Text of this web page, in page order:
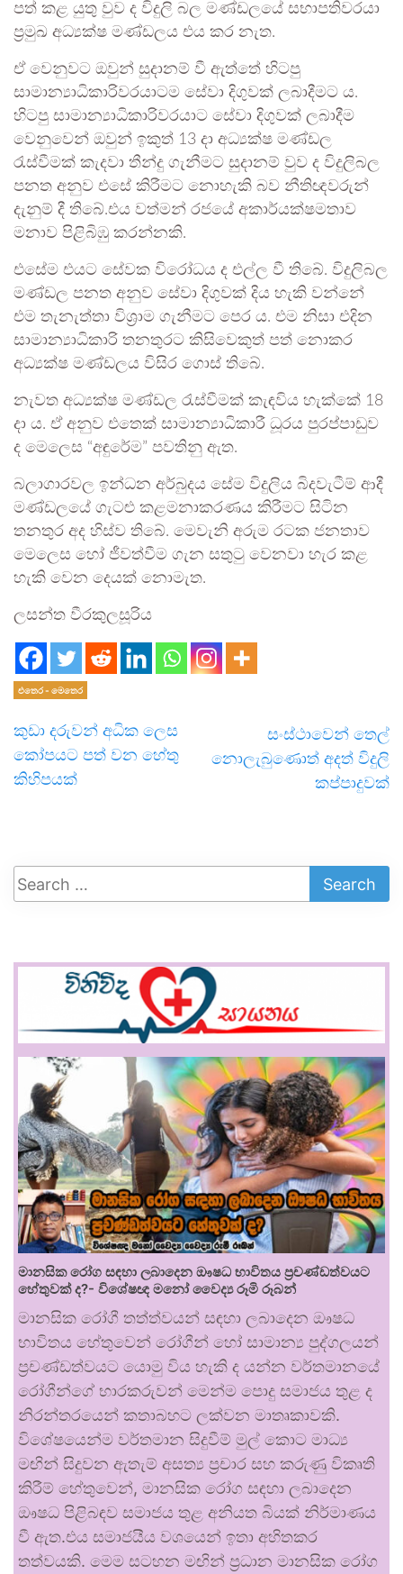
පත් කළ යුතු වුව ද විදුලි බල මණ්ඩලයේ සභාපතිවරයා
ප්‍රමුඛ අධ්‍යක්ෂ මණ්ඩලය එය කර නැත.
ඒ වෙනුවට ඔවුන් සුදානම් වී ඇත්තේ හිටපු
සාමාන්‍යාධිකාරිවරයාටම සේවා දිගුවක් ලබාදීමට ය.
හිටපු සාමාන්‍යාධිකාරිවරයාට සේවා දිගුවක් ලබාදීම
වෙනුවෙන් ඔවුන් ඉකුත් 13 දා අධ්‍යක්ෂ මණ්ඩල
රැස්වීමක් කැදවා තීන්දු ගැනීමට සුදානම් වුව ද විදුලිබල
පනත අනුව එසේ කිරීමට නොහැකි බව නීතිඥවරුන්
දැනුම් දී තිබේ.එය වත්මන් රජයේ අකාර්යක්ෂමතාව
මනාව පිළිබිඹු කරන්නකි.
එසේම එයට සේවක විරෝධය ද එල්ල වී තිබේ. විදුලිබල
මණ්ඩල පනත අනුව සේවා දිගුවක් දිය හැකි වන්නේ
එම තැනැත්තා විශ්‍රාම ගැනීමට පෙර ය. එම නිසා එදින
සාමාන්‍යාධිකාරි තනතුරට කිසිවෙකුත් පත් නොකර
අධ්‍යක්ෂ මණ්ඩලය විසිර ගොස් තිබේ.
නැවත අධ්‍යක්ෂ මණ්ඩල රැස්වීමක් කැඳවිය හැක්කේ 18
දා ය. ඒ අනුව එතෙක් සාමාන්‍යාධිකාරී ධූරය පුරප්පාඩුව
ද මෙලෙස “අඳුරේම” පවතිනු ඇත.
බලාගාරවල ඉන්ධන අර්බුදය සේම විදුලිය බිදවැටීම් ආදී
මණ්ඩලයේ ගැටළු කළමනාකරණය කිරීමට සිටින
තනතුර අද හිස්ව තිබේ. මෙවැනි අරුම රටක ජනතාව
මෙලෙස හෝ ජීවත්වීම ගැන සතුටු වෙනවා හැර කළ
හැකි වෙන දෙයක් නොමැත.
ලසන්ත වීරකුලසූරිය
එතෙර - මෙතෙර
කුඩා දරුවන් අධික ලෙස
කෝපයට පත් වන හේතු
කිහිපයක්
සංස්ථාවෙන් තෙල්
නොලැබුණොත් අදත් විදුලි
කප්පාදුවක්
මානසික රෝග සඳහා ලබාදෙන ඖෂධ භාවිතය ප්‍රචණ්ඩත්වයට
හේතුවක් ද?- විශේෂඥ මනෝ වෛද්‍ය රූමි රූබන්
මානසික රෝගී තත්ත්වයන් සඳහා ලබාදෙන ඖෂධ
භාවිතය හේතුවෙන් රෝගීන් හෝ සාමාන්‍ය පුද්ගලයන්
ප්‍රචණ්ඩත්වයට යොමු විය හැකි ද යන්න වර්තමානයේ
රෝගීන්ගේ භාරකරුවන් මෙන්ම පොදු සමාජය තුළ ද
නිරන්තරයෙන් කතාබහට ලක්වන මාතෘකාවකි.
විශේෂයෙන්ම වර්තමාන සිදුවීම් මුල් කොට මාධ්‍ය
මඟින් සිදුවන ඇතැම් අසත්‍ය ප්‍රචාර සහ කරුණු විකෘති
කිරීම් හේතුවෙන්, මානසික රෝග සඳහා ලබාදෙන
ඖෂධ පිළිබඳව සමාජය තුළ අනියත බියක් නිර්මාණය
වී ඇත.එය සමාජයීය වශයෙන් ඉතා අහිතකර
තත්වයකි. මෙම සටහන මඟින් ප්‍රධාන මානසික රෝග